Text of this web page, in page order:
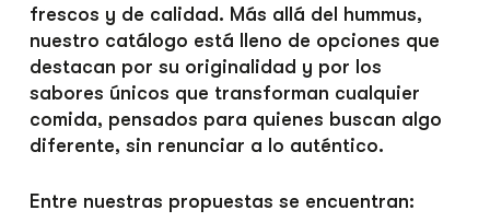
frescos y de calidad. Más allá del hummus,
nuestro catálogo está lleno de opciones que
destacan por su originalidad y por los
sabores únicos que transforman cualquier
comida, pensados para quienes buscan algo
diferente, sin renunciar a lo auténtico.
Entre nuestras propuestas se encuentran: